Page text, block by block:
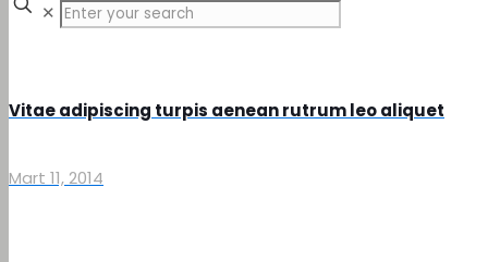
✕
Vitae adipiscing turpis aenean rutrum leo aliquet
Mart 11, 2014